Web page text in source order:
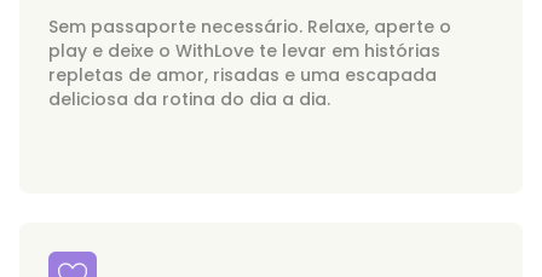
Sem passaporte necessário. Relaxe, aperte o
play e deixe o WithLove te levar em histórias
repletas de amor, risadas e uma escapada
deliciosa da rotina do dia a dia.